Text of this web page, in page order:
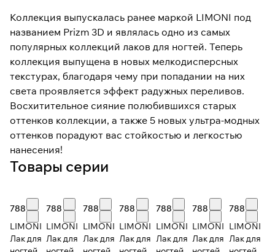
Коллекция выпускалась ранее маркой LIMONI под
названием Prizm 3D и являлась одно из самых
популярных коллекций лаков для ногтей. Теперь
коллекция выпущена в новых мелкодисперсных
текстурах, благодаря чему при попадании на них
света проявляется эффект радужных переливов.
Восхитительное сияние полюбившихся старых
оттенков коллекции, а также 5 новых ультра-модных
оттенков порадуют вас стойкостью и легкостью
нанесения!
Товары серии
788 ₽
LIMONI
Лак для
788 ₽
LIMONI
Лак для
788 ₽
LIMONI
Лак для
788 ₽
LIMONI
Лак для
788 ₽
LIMONI
Лак для
788 ₽
LIMONI
Лак для
788 ₽
LIMONI
Лак для